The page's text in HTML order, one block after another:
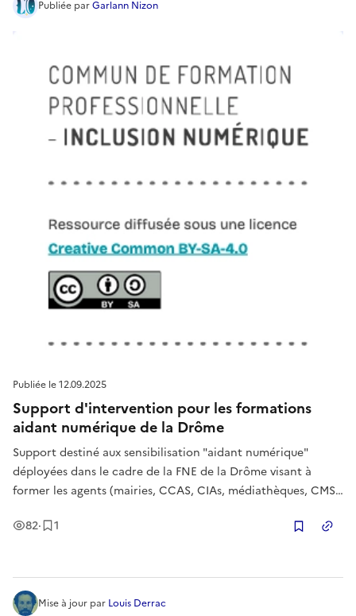
Publiée le12.09.2025
Support d'intervention pour les formations
aidant numérique de la Drôme
Support destiné aux sensibilisation "aidant numérique"
déployées dans le cadre de la FNE de la Drôme visant à
former les agents (mairies, CCAS, CIAs, médiathèques, CMS)
82Vues
· 1
Publiée parGarlann Nizon
Mise à jour par Louis Derrac